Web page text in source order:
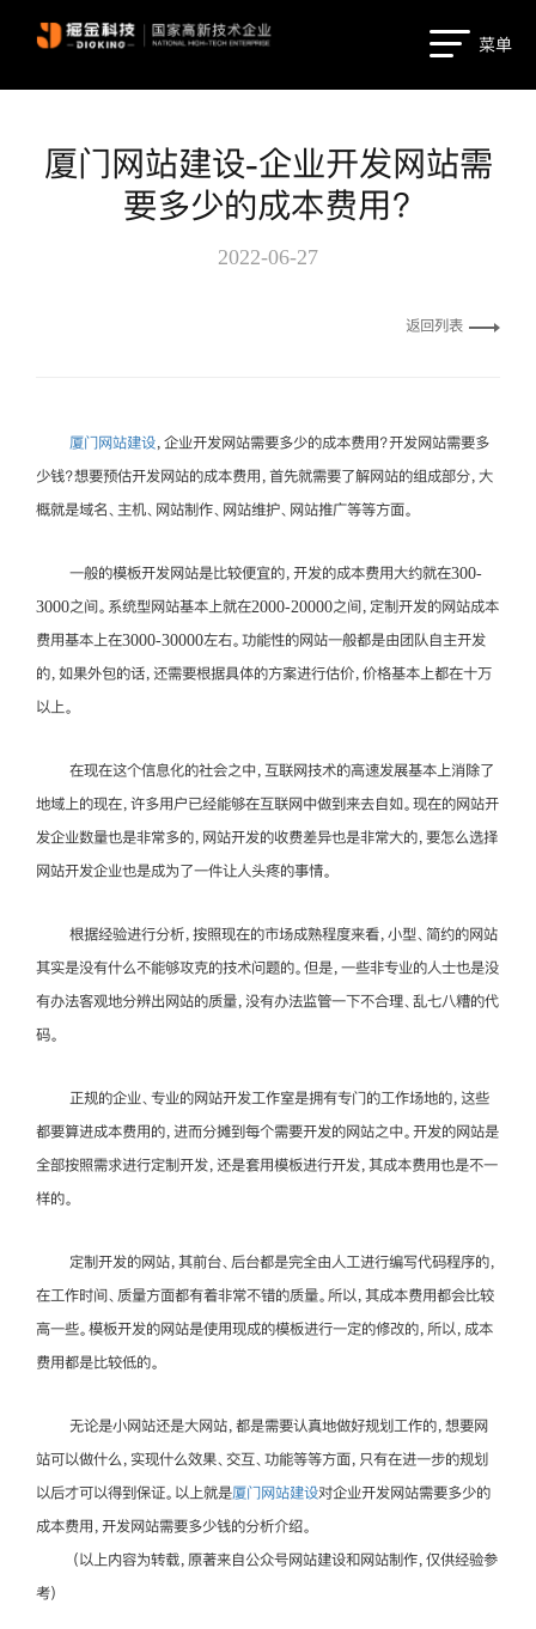
菜单
厦门网站建设-企业开发网站需
要多少的成本费用？
2022-06-27
返回列表
厦门网站建设 ，企业开发网站需要多少的成本费用？开发网站需要多
少钱？想要预估开发网站的成本费用，首先就需要了解网站的组成部分，大
概就是域名、主机、网站制作、网站维护、网站推广等等方面。
一般的模板开发网站是比较便宜的，开发的成本费用大约就在300-
3000之间。系统型网站基本上就在2000-20000之间，定制开发的网站成本
费用基本上在3000-30000左右。功能性的网站一般都是由团队自主开发
的，如果外包的话，还需要根据具体的方案进行估价，价格基本上都在十万
以上。
在现在这个信息化的社会之中，互联网技术的高速发展基本上消除了
地域上的现在，许多用户已经能够在互联网中做到来去自如。现在的网站开
发企业数量也是非常多的，网站开发的收费差异也是非常大的，要怎么选择
网站开发企业也是成为了一件让人头疼的事情。
根据经验进行分析，按照现在的市场成熟程度来看，小型、简约的网站
其实是没有什么不能够攻克的技术问题的。但是，一些非专业的人士也是没
有办法客观地分辨出网站的质量，没有办法监管一下不合理、乱七八糟的代
码。
正规的企业、专业的网站开发工作室是拥有专门的工作场地的，这些
都要算进成本费用的，进而分摊到每个需要开发的网站之中。开发的网站是
全部按照需求进行定制开发，还是套用模板进行开发，其成本费用也是不一
样的。
定制开发的网站，其前台、后台都是完全由人工进行编写代码程序的，
在工作时间、质量方面都有着非常不错的质量。所以，其成本费用都会比较
高一些。模板开发的网站是使用现成的模板进行一定的修改的，所以，成本
费用都是比较低的。
无论是小网站还是大网站，都是需要认真地做好规划工作的，想要网
站可以做什么，实现什么效果、交互、功能等等方面，只有在进一步的规划
以后才可以得到保证。以上就是厦门网站建设对企业开发网站需要多少的
成本费用，开发网站需要多少钱的分析介绍。
（以上内容为转载，原著来自公众号网站建设和网站制作，仅供经验参
考）